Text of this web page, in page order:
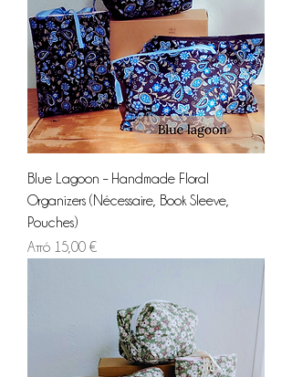
Blue Lagoon – Handmade Floral
Organizers (Nécessaire, Book Sleeve,
Pouches)
Από 15,00 €
Τιμή Έκπτωσης